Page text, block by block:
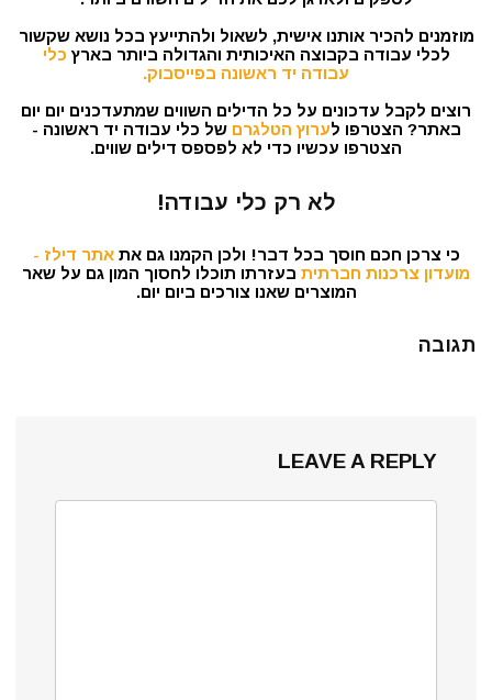
מוזמנים להכיר אותנו אישית, לשאול ולהתייעץ בכל נושא שקשור
לכלי עבודה בקבוצה האיכותית והגדולה ביותר בארץ כלי
עבודה יד ראשונה בפייסבוק.
רוצים לקבל עדכונים על כל הדילים השווים שמתעדכנים יום יום
באתר? הצטרפו לערוץ הטלגרם של כלי עבודה יד ראשונה -
הצטרפו עכשיו כדי לא לפספס דילים שווים.
לא רק כלי עבודה!
כי צרכן חכם חוסך בכל דבר! ולכן הקמנו גם אתאתר דילז -
מועדון צרכנות חברתית בעזרתו תוכלו לחסוך המון גם על שאר
המוצרים שאנו צורכים ביום יום.
תגובה
LEAVE A REPLY